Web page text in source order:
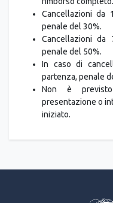
Cancellazioni da
penale del 30%.
Cancellazioni da
penale del 50%.
In caso di
partenza, penale
Non è
presentazione o
iniziato.